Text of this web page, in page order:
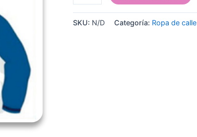
UNIFORME
cantidad
SKU: N/D Categoría: Ropa de calle